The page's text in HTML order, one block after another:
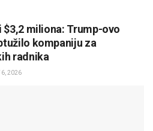
$3,2 miliona: Trump-ovo
kompaniju za
radnika
6, 2026